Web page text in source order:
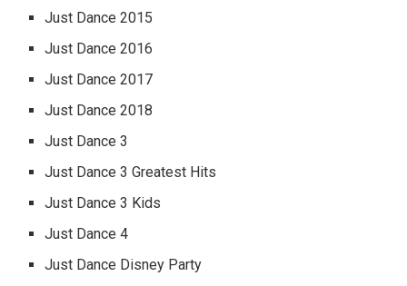
Just Dance 2015
Just Dance 2016
Just Dance 2017
Just Dance 2018
Just Dance 3
Just Dance 3 Greatest Hits
Just Dance 3 Kids
Just Dance 4
Just Dance Disney Party